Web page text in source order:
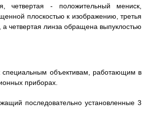
четвертая - положительный мениск,
плоскостью к изображению, третья
четвертая линза обращена выпуклостью
специальным объективам, работающим в
приборах.
последовательно установленные 3